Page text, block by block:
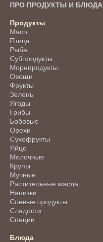
ПРО ПРОДУКТЫ И БЛЮДА
Продукты
Мясо
Птица
Рыба
Субпродукты
Морепродукты
Овощи
Фрукты
Зелень
Ягоды
Грибы
Бобовые
Орехи
Сухофрукты
Яйцо
Молочные
Крупы
Мучные
Растительные масла
Напитки
Соевые продукты
Сладости
Специи
Блюда